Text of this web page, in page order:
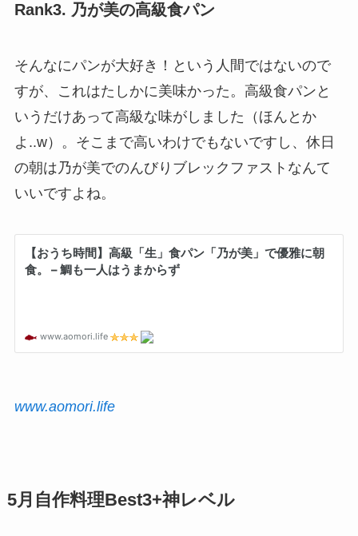
Rank3. 乃が美の高級食パン
そんなにパンが大好き！という人間ではないので
すが、これはたしかに美味かった。高級食パンと
いうだけあって高級な味がしました（ほんとか
よ..w）。そこまで高いわけでもないですし、休日
の朝は乃が美でのんびりブレックファストなんて
いいですよね。
www.aomori.life
5月自作料理Best3+神レベル